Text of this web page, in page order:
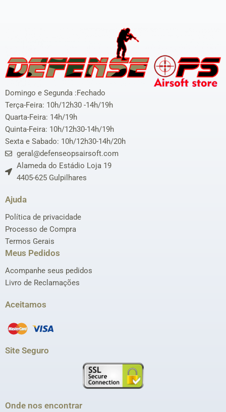
Domingo e Segunda :Fechado
Terça-Feira: 10h/12h30 -14h/19h
Quarta-Feira: 14h/19h
Quinta-Feira: 10h/12h30-14h/19h
Sexta e Sabado: 10h/12h30-14h/20h
geral@defenseopsairsoft.com
Alameda do Estádio Loja 19
4405-625 Gulpilhares
Ajuda
Política de privacidade
Processo de Compra
Termos Gerais
Meus Pedidos
Acompanhe seus pedidos
Livro de Reclamações
Aceitamos
Site Seguro
Onde nos encontrar